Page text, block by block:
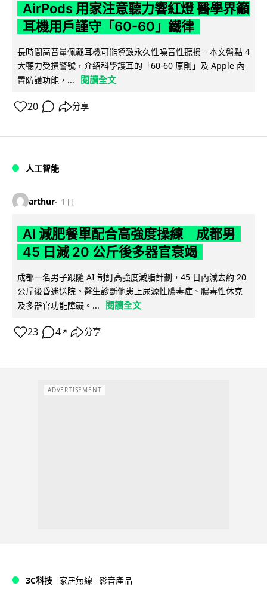
AirPods 用家注意聽力響紅燈 醫學界籲
耳機用戶謹守「60-60」鐵律
長時間高音量佩戴耳機可能導致永久性噪音性聽損。本文盤點 4
大聽力受損警號，介紹科學護耳的「60-60 原則」及 Apple 內
置防護功能，...
閱讀全文
20 分享
人工智能
arthur 1 日
AI 減肥餐單配合高強度操練 成都男
45 日減 20 公斤後多器官衰竭
成都一名男子跟隨 AI 制訂高強度減脂計劃，45 日內減去約 20
公斤後昏迷送院。醫生診斷他患上尿源性膿毒症、膿毒性休克
及多器官功能障礙。...
閱讀全文
23 4 ↗ 分享
ADVERTISEMENT
3C科技 家居無線 影音產品